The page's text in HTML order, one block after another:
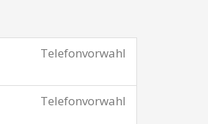
Telefonvorwahl
Telefonvorwahl